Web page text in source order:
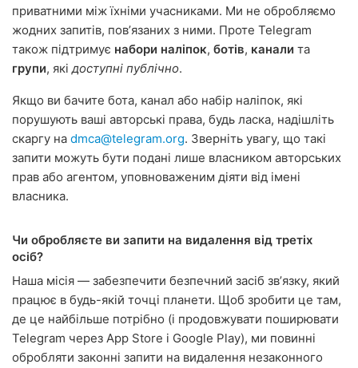
приватними між їхніми учасниками. Ми не обробляємо
жодних запитів, повʼязаних з ними. Проте Telegram
також підтримує набори наліпок, ботів, канали та
групи, якідоступні публічно.
Якщо ви бачите бота, канал або набір наліпок, які
порушують ваші авторські права, будь ласка, надішліть
скаргу на dmca@telegram.org. Зверніть увагу, що такі
запити можуть бути подані лише власником авторських
прав або агентом, уповноваженим діяти від імені
власника.
Чи обробляєте ви запити на видалення від третіх
осіб?
Наша місія — забезпечити безпечний засіб звʼязку, який
працює в будь-якій точці планети. Щоб зробити це там,
де це найбільше потрібно (і продовжувати поширювати
Telegram через App Store і Google Play), ми повинні
обробляти законні запити на видалення незаконного